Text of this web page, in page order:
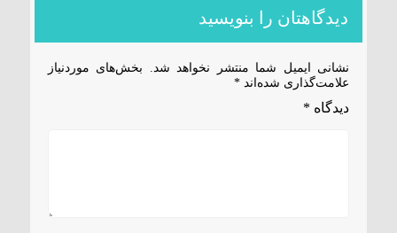
دیدگاهتان را بنویسید
نشانی ایمیل شما منتشر نخواهد شد.
بخش‌های موردنیاز
علامت‌گذاری شده‌اند *
دیدگاه *